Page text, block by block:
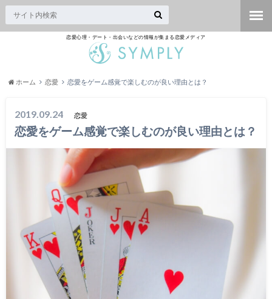
恋愛心理・デート・出会いなどの情報が集まる恋愛メディア
ホーム 恋愛 恋愛をゲーム感覚で楽しむのが良い理由とは？
2019.09.24 恋愛
恋愛をゲーム感覚で楽しむのが良い理由とは？